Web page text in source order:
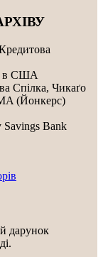
в США
Спілка, Чикаґо
(Йонкерс)
Savings Bank
дарунок